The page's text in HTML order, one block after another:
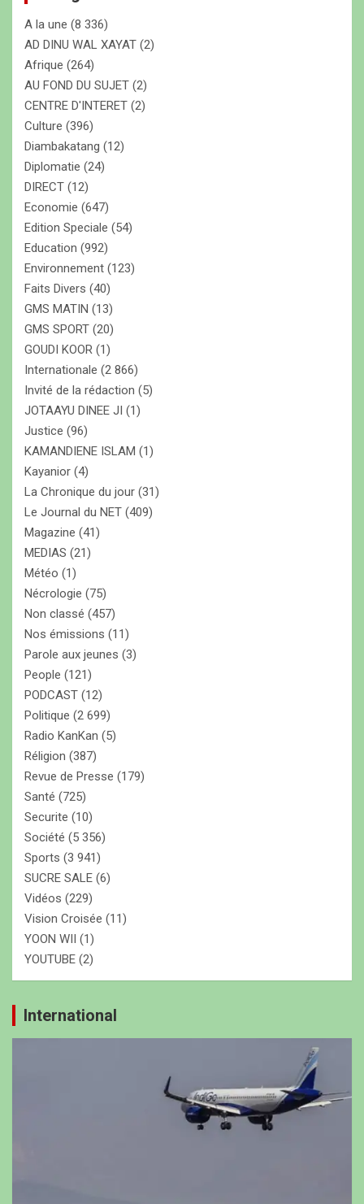
c
h
e
r
A la une (8 336)
AD DINU WAL XAYAT (2)
Afrique (264)
AU FOND DU SUJET (2)
CENTRE D'INTERET (2)
Culture (396)
Diambakatang (12)
Diplomatie (24)
DIRECT (12)
Economie (647)
Edition Speciale (54)
Education (992)
Environnement (123)
Faits Divers (40)
GMS MATIN (13)
GMS SPORT (20)
GOUDI KOOR (1)
Internationale (2 866)
Invité de la rédaction (5)
JOTAAYU DINEE JI (1)
Justice (96)
KAMANDIENE ISLAM (1)
Kayanior (4)
La Chronique du jour (31)
Le Journal du NET (409)
Magazine (41)
MEDIAS (21)
Météo (1)
Nécrologie (75)
Non classé (457)
Nos émissions (11)
Parole aux jeunes (3)
People (121)
PODCAST (12)
Politique (2 699)
Radio KanKan (5)
Réligion (387)
Revue de Presse (179)
Santé (725)
Securite (10)
Société (5 356)
Sports (3 941)
SUCRE SALE (6)
Vidéos (229)
Vision Croisée (11)
YOON WII (1)
YOUTUBE (2)
International